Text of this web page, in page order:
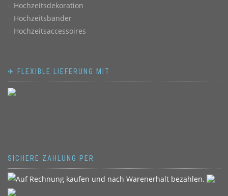
Hochzeitsdekoration
Hochzeitsbänder
Hochzeitsaccessoires
✈ FLEXIBLE LIEFERUNG MIT
SICHERE ZAHLUNG PER